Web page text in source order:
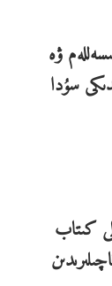
ۋە
سۇدا
كىتاب